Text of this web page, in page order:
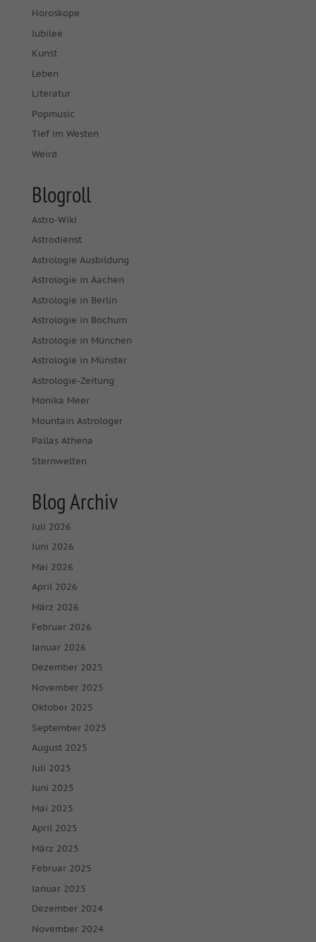
Horoskope
Jubilee
Kunst
Leben
Literatur
Popmusic
Tief im Westen
Weird
Blogroll
Astro-Wiki
Astrodienst
Astrologie Ausbildung
Astrologie in Aachen
Astrologie in Berlin
Astrologie in Bochum
Astrologie in München
Astrologie in Münster
Astrologie-Zeitung
Monika Meer
Mountain Astrologer
Pallas Athena
Sternwelten
Blog Archiv
Juli 2026
Juni 2026
Mai 2026
April 2026
März 2026
Februar 2026
Januar 2026
Dezember 2025
November 2025
Oktober 2025
September 2025
August 2025
Juli 2025
Juni 2025
Mai 2025
April 2025
März 2025
Februar 2025
Januar 2025
Dezember 2024
November 2024